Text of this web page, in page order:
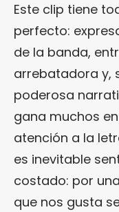
Este clip tiene
perfecto:
de la banda,
arrebatadora y,
poderosa
gana muchos
atención a la
es inevitable
costado: por
que nos gusta